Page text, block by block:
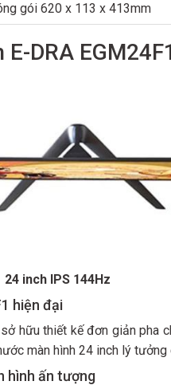
gói 620 x 113 x 413mm
DRA
24 inch IPS 144Hz
hiện đại
hữu thiết kế đơn giản pha
màn hình 24 inch lý
hình ấn tượng